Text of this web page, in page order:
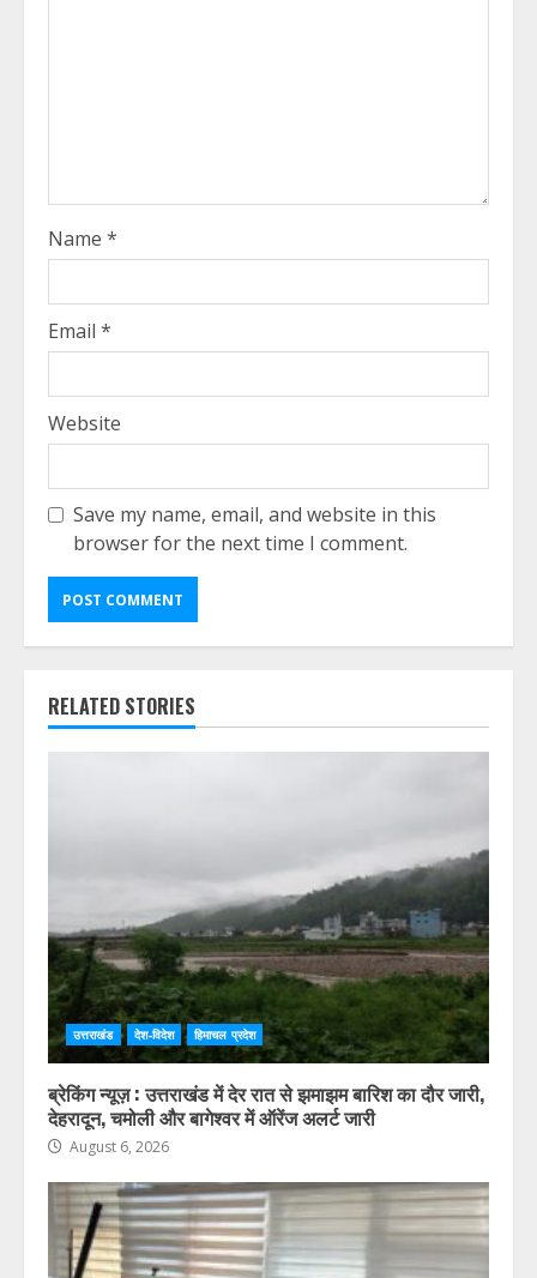
Name *
Email *
Website
Save my name, email, and website in this
browser for the next time I comment.
RELATED STORIES
उत्तराखंड देश-विदेश हिमाचल प्रदेश
ब्रेकिंग न्यूज़ : उत्तराखंड में देर रात से झमाझम बारिश का दौर जारी,
देहरादून, चमोली और बागेश्वर में ऑरेंज अलर्ट जारी
August 6, 2026